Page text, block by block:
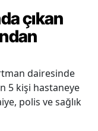
çıkan
dairesinde
5 kişi hastaneye
polis ve sağlık